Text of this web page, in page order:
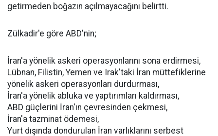
getirmeden boğazın açılmayacağını belirtti.
Zülkadir'e göre ABD'nin;
İran'a yönelik askeri operasyonlarını sona erdirmesi,
Lübnan, Filistin, Yemen ve Irak'taki İran müttefiklerine
yönelik askeri operasyonları durdurması,
İran'a yönelik abluka ve yaptırımları kaldırması,
ABD güçlerini İran'ın çevresinden çekmesi,
İran'a tazminat ödemesi,
Yurt dışında dondurulan İran varlıklarını serbest